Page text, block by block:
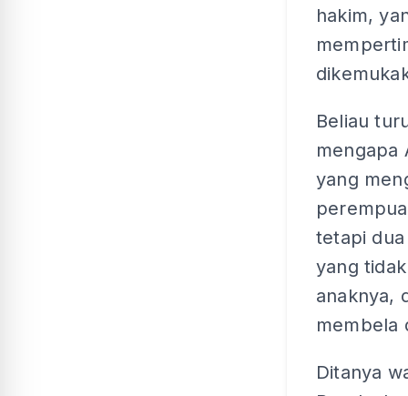
hakim,
Beliau
mengapa
yang
tetapi
yang
anaknya,
membela
Ditanya